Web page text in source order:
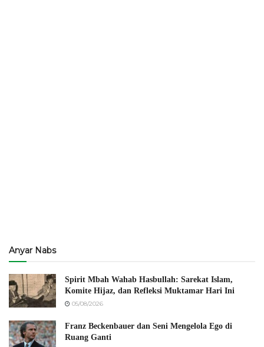
Anyar Nabs
Spirit Mbah Wahab Hasbullah: Sarekat Islam,
Komite Hijaz, dan Refleksi Muktamar Hari Ini
05/08/2026
Franz Beckenbauer dan Seni Mengelola Ego di
Ruang Ganti